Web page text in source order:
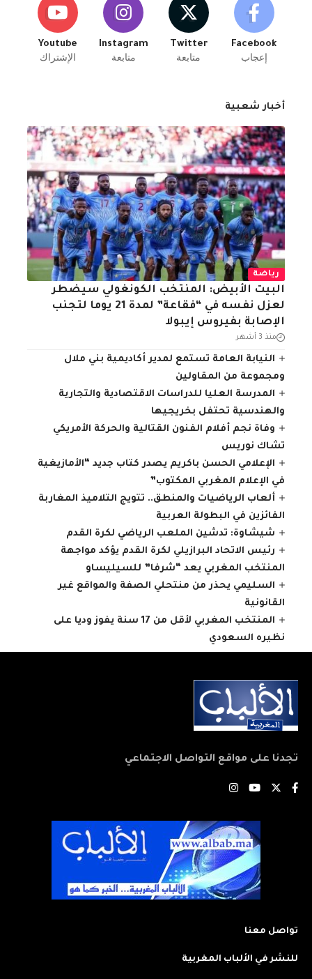
Facebook
إعجاب
Twitter
متابعة
Instagram
متابعة
Youtube
الإشتراك
أخبار شعبية
رياضة
البيت الأبيض: المنتخب الكونغولي سيضطر
لعزل نفسه في “فقاعة” لمدة 21 يوما لتجنب
الإصابة بفيروس إيبولا
منذ 3 أشهر
النيابة العامة تستمع لمدير أكاديمية بني ملال
ومجموعة من المقاولين
المدرسة العليا للدراسات الاقتصادية والتجارية
والهندسية تحتفل بخريجيها
وفاة نجم أفلام الفنون القتالية والحركة الأمريكي
تشاك نوريس
الإعلامي الحسن باكريم يصدر كتاب جديد “الأمازيغية
في الإعلام المغربي المكتوب”
ألعاب الرياضيات والمنطق.. تتويج التلاميذ المغاربة
الفائزين في البطولة العربية
شيشاوة: تدشين الملعب الرياضي لكرة القدم
رئيس الاتحاد البرازيلي لكرة القدم يؤكد مواجهة
المنتخب المغربي يعد “شرفا” للسيليساو
السليمي يحذر من منتحلي الصفة والمواقع غير
القانونية
المنتخب المغربي لأقل من 17 سنة يفوز وديا على
نظيره السعودي
تجدنا على مواقع التواصل الاجتماعي
تواصل معنا
للنشر في الألباب المغربية